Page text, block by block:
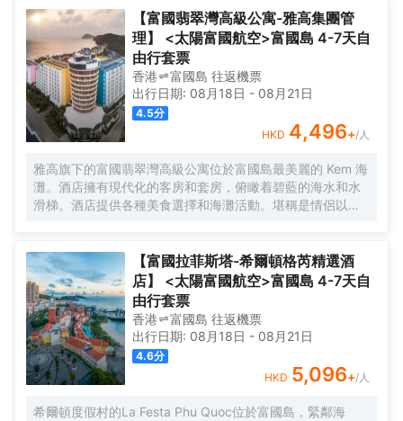
【富國翡翠灣高級公寓-雅高集團管
理】 <太陽富國航空>富國島 4-7天自
由行套票
香港 富國島 往返機票
出行日期: 08月18日 - 08月21日
4.5分
HKD 4,496+/人
雅高旗下的富國翡翠灣高級公寓位於富國島最美麗的 Kem 海
灘。酒店擁有現代化的客房和套房，俯瞰着碧藍的海水和水
滑梯。酒店提供各種美食選擇和海灘活動。堪稱是情侶以及
【富國拉菲斯塔-希爾頓格芮精選酒
店】 <太陽富國航空>富國島 4-7天自
由行套票
香港 富國島 往返機票
出行日期: 08月18日 - 08月21日
4.6分
HKD 5,096+/人
希爾頓度假村的La Festa Phu Quoc位於富國島，緊鄰海